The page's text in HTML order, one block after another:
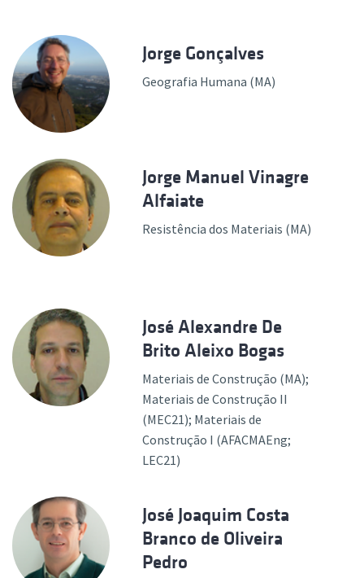
Jorge Gonçalves
Geografia Humana (MA)
Jorge Manuel Vinagre
Alfaiate
Resistência dos Materiais (MA)
José Alexandre De
Brito Aleixo Bogas
Materiais de Construção (MA);
Materiais de Construção II
(MEC21); Materiais de
Construção I (AFACMAEng;
LEC21)
José Joaquim Costa
Branco de Oliveira
Pedro